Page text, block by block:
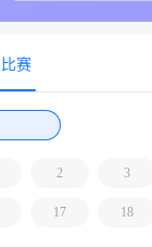
比赛
2 3
17 18